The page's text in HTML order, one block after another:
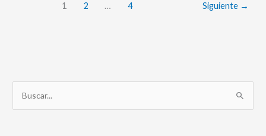
1 2 … 4 Siguiente →